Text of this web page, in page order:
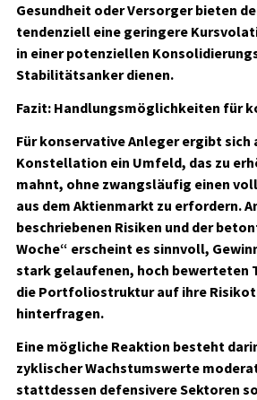
Gesundheit oder Versorger bieten
tendenziell eine geringere
in einer potenziellen
Stabilitätsanker dienen.
Fazit: Handlungsmöglichkeiten für
Für konservative Anleger ergibt sich
Konstellation ein Umfeld, das zu
mahnt, ohne zwangsläufig einen
aus dem Aktienmarkt zu erfordern.
beschriebenen Risiken und der
Woche“ erscheint es sinnvoll,
stark gelaufenen, hoch bewerteten
die Portfoliostruktur auf ihre
hinterfragen.
Eine mögliche Reaktion besteht
zyklischer Wachstumswerte
stattdessen defensivere Sektoren